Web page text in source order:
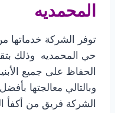
المحمديه
توفر الشركة خدماتها
حي المحمديه وذلك
الحفاظ على جميع
وبالتالي معالجتها
الشركة فريق من أكفأ